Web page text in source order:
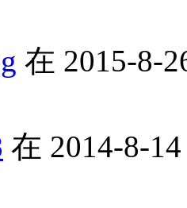
在 2015-8-
在 2014-8-